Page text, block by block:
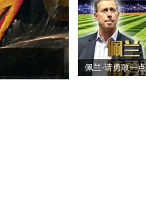
佩兰-请勇敢一点